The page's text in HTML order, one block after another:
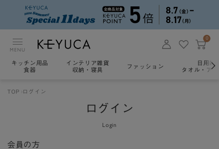
MENU
0
キッチン用品
食器
インテリア雑貨
収納・寝具
ファッション
日用雑
タオル・ア
TOP ログイン
ログイン
Login
会員の方